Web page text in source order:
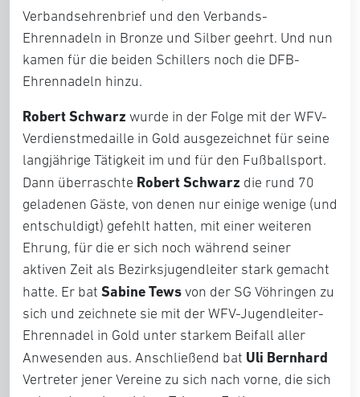
Verbandsehrenbrief und den Verbands-
Ehrennadeln in Bronze und Silber geehrt. Und nun
kamen für die beiden Schillers noch die DFB-
Ehrennadeln hinzu.
Robert Schwarz wurde in der Folge mit der WFV-
Verdienstmedaille in Gold ausgezeichnet für seine
langjährige Tätigkeit im und für den Fußballsport.
Dann überraschte Robert Schwarz die rund 70
geladenen Gäste, von denen nur einige wenige (und
entschuldigt) gefehlt hatten, mit einer weiteren
Ehrung, für die er sich noch während seiner
aktiven Zeit als Bezirksjugendleiter stark gemacht
hatte. Er bat Sabine Tews von der SG Vöhringen zu
sich und zeichnete sie mit der WFV-Jugendleiter-
Ehrennadel in Gold unter starkem Beifall aller
Anwesenden aus. Anschließend bat Uli Bernhard
Vertreter jener Vereine zu sich nach vorne, die sich